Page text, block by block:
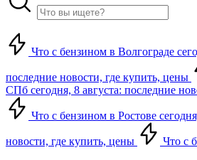
Что с бензином в Волгограде
последние новости, где купить, цены
СПб сегодня, 8 августа: последние
Что с бензином в Ростове
новости, где купить, цены Что с